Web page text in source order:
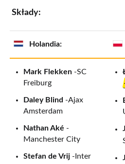
Składy:
Holandia:
Mark Flekken -SC
Freiburg
Daley Blind -Ajax
Amsterdam
Nathan Aké -
Manchester City
Stefan de Vrij -Inter